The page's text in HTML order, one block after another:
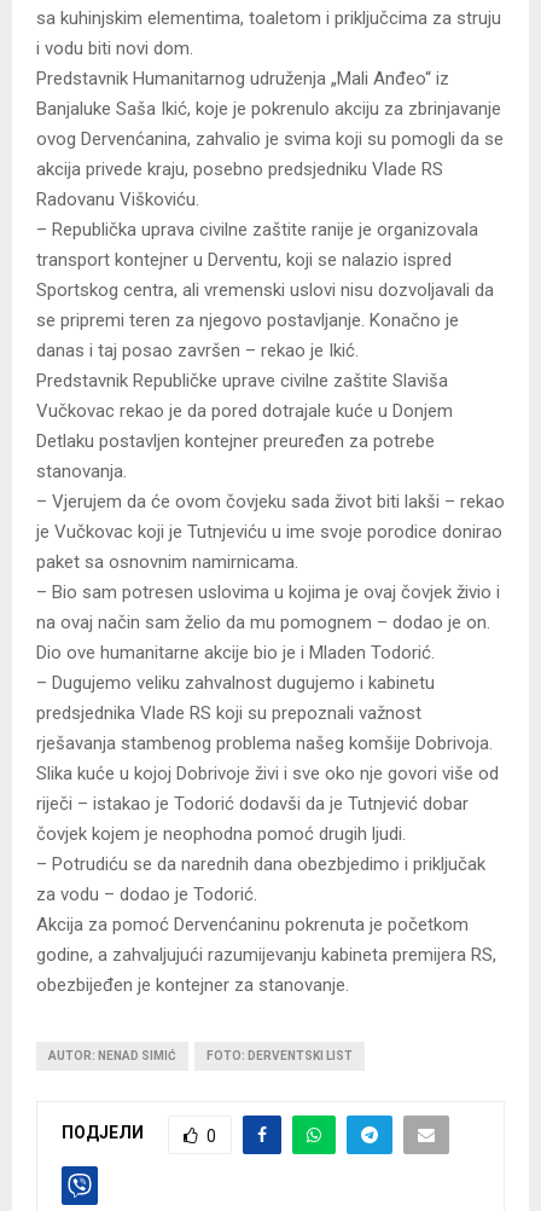
sa kuhinjskim elementima, toaletom i priključcima za struju
i vodu biti novi dom.
Predstavnik Humanitarnog udruženja „Mali Anđeo“ iz
Banjaluke Saša Ikić, koje je pokrenulo akciju za zbrinjavanje
ovog Dervenćanina, zahvalio je svima koji su pomogli da se
akcija privede kraju, posebno predsjedniku Vlade RS
Radovanu Viškoviću.
– Republička uprava civilne zaštite ranije je organizovala
transport kontejner u Derventu, koji se nalazio ispred
Sportskog centra, ali vremenski uslovi nisu dozvoljavali da
se pripremi teren za njegovo postavljanje. Konačno je
danas i taj posao završen – rekao je Ikić.
Predstavnik Republičke uprave civilne zaštite Slaviša
Vučkovac rekao je da pored dotrajale kuće u Donjem
Detlaku postavljen kontejner preuređen za potrebe
stanovanja.
– Vjerujem da će ovom čovjeku sada život biti lakši – rekao
je Vučkovac koji je Tutnjeviću u ime svoje porodice donirao
paket sa osnovnim namirnicama.
– Bio sam potresen uslovima u kojima je ovaj čovjek živio i
na ovaj način sam želio da mu pomognem – dodao je on.
Dio ove humanitarne akcije bio je i Mladen Todorić.
– Dugujemo veliku zahvalnost dugujemo i kabinetu
predsjednika Vlade RS koji su prepoznali važnost
rješavanja stambenog problema našeg komšije Dobrivoja.
Slika kuće u kojoj Dobrivoje živi i sve oko nje govori više od
riječi – istakao je Todorić dodavši da je Tutnjević dobar
čovjek kojem je neophodna pomoć drugih ljudi.
– Potrudiću se da narednih dana obezbjedimo i priključak
za vodu – dodao je Todorić.
Akcija za pomoć Dervenćaninu pokrenuta je početkom
godine, a zahvaljujući razumijevanju kabineta premijera RS,
obezbijeđen je kontejner za stanovanje.
AUTOR: NENAD SIMIĆ FOTO: DERVENTSKI LIST
ПОДЈЕЛИ 0